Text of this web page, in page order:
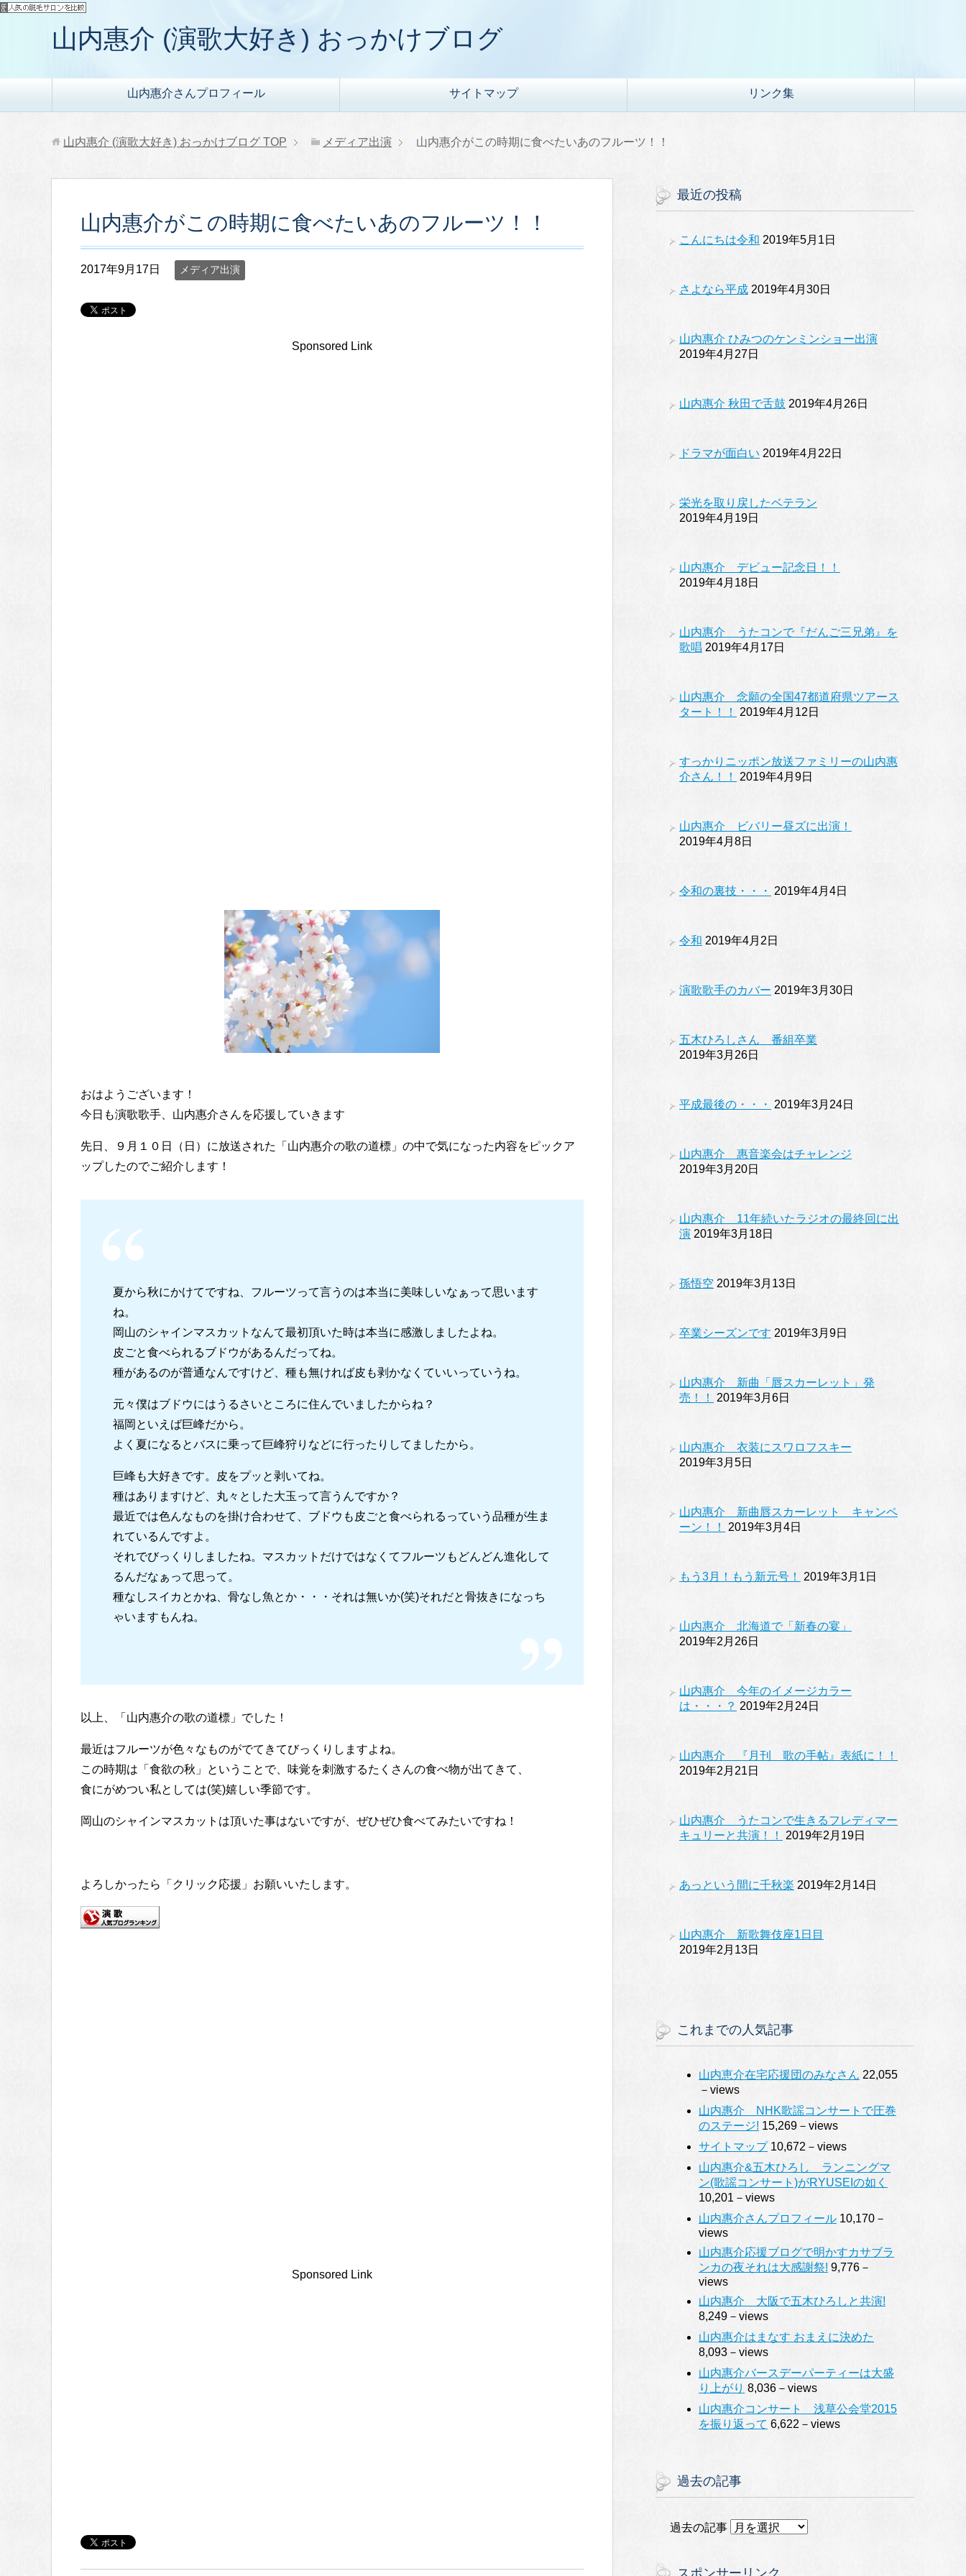
山内惠介 (演歌大好き) おっかけブログ
山内惠介さんプロフィール サイトマップ リンク集
山内惠介 (演歌大好き) おっかけブログ TOP メディア出演 山内惠介がこの時期に食べたいあのフルーツ！！
山内惠介がこの時期に食べたいあのフルーツ！！
2017年9月17日 メディア出演
Sponsored Link
おはようございます！
今日も演歌歌手、山内惠介さんを応援していきます
先日、９月１０日（日）に放送された「山内惠介の歌の道標」の中で気になった内容をピックア
ップしたのでご紹介します！
夏から秋にかけてですね、フルーツって言うのは本当に美味しいなぁって思います
ね。
岡山のシャインマスカットなんて最初頂いた時は本当に感激しましたよね。
皮ごと食べられるブドウがあるんだってね。
種があるのが普通なんですけど、種も無ければ皮も剥かなくていいっていうね。
元々僕はブドウにはうるさいところに住んでいましたからね？
福岡といえば巨峰だから。
よく夏になるとバスに乗って巨峰狩りなどに行ったりしてましたから。
巨峰も大好きです。皮をプッと剥いてね。
種はありますけど、丸々とした大玉って言うんですか？
最近では色んなものを掛け合わせて、ブドウも皮ごと食べられるっていう品種が生ま
れているんですよ。
それでびっくりしましたね。マスカットだけではなくてフルーツもどんどん進化して
るんだなぁって思って。
種なしスイカとかね、骨なし魚とか・・・それは無いか(笑)それだと骨抜きになっち
ゃいますもんね。
以上、「山内惠介の歌の道標」でした！
最近はフルーツが色々なものがでてきてびっくりしますよね。
この時期は「食欲の秋」ということで、味覚を刺激するたくさんの食べ物が出てきて、
食にがめつい私としては(笑)嬉しい季節です。
岡山のシャインマスカットは頂いた事はないですが、ぜひぜひ食べてみたいですね！
よろしかったら「クリック応援」お願いいたします。
Sponsored Link
最近の投稿
こんにちは令和 2019年5月1日
さよなら平成 2019年4月30日
山内惠介 ひみつのケンミンショー出演
2019年4月27日
山内惠介 秋田で舌鼓 2019年4月26日
ドラマが面白い 2019年4月22日
栄光を取り戻したベテラン
2019年4月19日
山内惠介 デビュー記念日！！
2019年4月18日
山内惠介 うたコンで『だんご三兄弟』を
歌唱 2019年4月17日
山内惠介 念願の全国47都道府県ツアース
タート！！
2019年4月12日
すっかりニッポン放送ファミリーの山内惠
介さん！！
2019年4月9日
山内惠介 ビバリー昼ズに出演！
2019年4月8日
令和の裏技・・・ 2019年4月4日
令和 2019年4月2日
演歌歌手のカバー 2019年3月30日
五木ひろしさん 番組卒業
2019年3月26日
平成最後の・・・ 2019年3月24日
山内惠介 惠音楽会はチャレンジ
2019年3月20日
山内惠介 11年続いたラジオの最終回に出
演 2019年3月18日
孫悟空 2019年3月13日
卒業シーズンです 2019年3月9日
山内惠介 新曲「唇スカーレット」発
売！！
2019年3月6日
山内惠介 衣装にスワロフスキー
2019年3月5日
山内惠介 新曲唇スカーレット キャンペ
ーン！！
2019年3月4日
もう3月！もう新元号！ 2019年3月1日
山内惠介 北海道で「新春の宴」
2019年2月26日
山内惠介 今年のイメージカラー
は・・・？ 2019年2月24日
山内惠介 『月刊 歌の手帖』表紙に！！
2019年2月21日
山内惠介 うたコンで生きるフレディマー
キュリーと共演！！
2019年2月19日
あっという間に千秋楽 2019年2月14日
山内惠介 新歌舞伎座1日目
2019年2月13日
これまでの人気記事
山内恵介在宅応援団のみなさん 22,055
－views
山内惠介 NHK歌謡コンサートで圧巻
のステージ! 15,269－views
サイトマップ10,672－views
山内惠介&五木ひろし ランニングマ
ン(歌謡コンサート)がRYUSEIの如く
10,201－views
山内惠介さんプロフィール 10,170－
views
山内惠介応援ブログで明かすカサブラ
ンカの夜それは大感謝祭! 9,776－
views
山内惠介 大阪で五木ひろしと共演!
8,249－views
山内惠介はまなす おまえに決めた
8,093－views
山内惠介バースデーパーティーは大盛
り上がり 8,036－views
山内惠介コンサート 浅草公会堂2015
を振り返って 6,622－views
過去の記事
過去の記事
スポンサーリンク